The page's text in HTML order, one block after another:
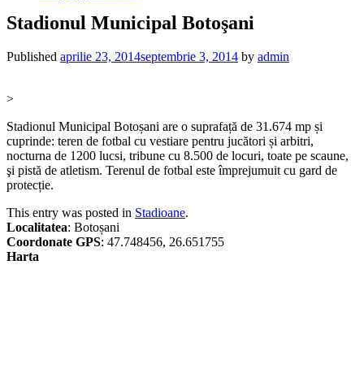
Stadionul Municipal Botoşani
Published aprilie 23, 2014septembrie 3, 2014 by admin
>
Stadionul Municipal Botoșani are o suprafață de 31.674 mp și
cuprinde: teren de fotbal cu vestiare pentru jucători și arbitri,
nocturna de 1200 lucsi, tribune cu 8.500 de locuri, toate pe scaune,
şi pistă de atletism. Terenul de fotbal este împrejumuit cu gard de
protecție.
This entry was posted in Stadioane.
Localitatea: Botoșani
Coordonate GPS: 47.748456, 26.651755
Harta